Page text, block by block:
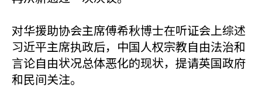
对华援助协会主席傅希秋博士在听证会上综述
习近平主席执政后，中国人权宗教自由法治和
言论自由状况总体恶化的现状，提请英国政府
和民间关注。